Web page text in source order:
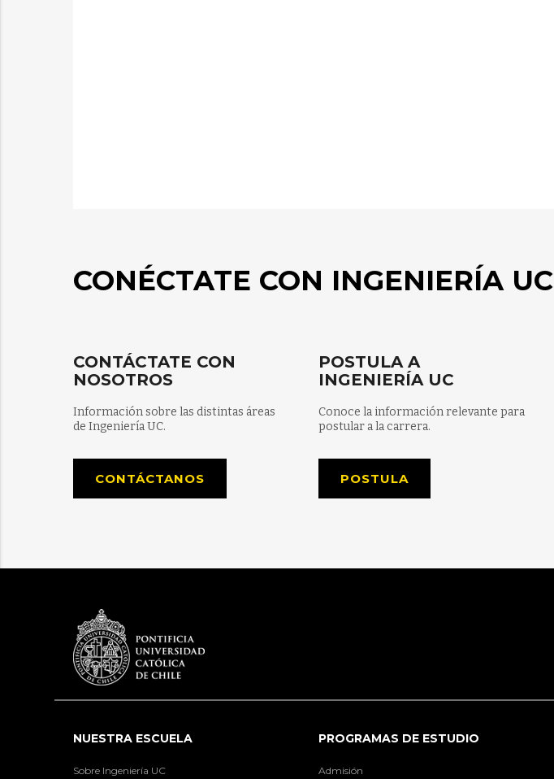
CONÉCTATE CON INGENIERÍA UC
CONTÁCTATE CON
NOSOTROS
Información sobre las distintas áreas
de Ingeniería UC.
CONTÁCTANOS
POSTULA A
INGENIERÍA UC
Conoce la información relevante para
postular a la carrera.
POSTULA
NUESTRA ESCUELA
Sobre Ingeniería UC
PROGRAMAS DE ESTUDIO
Admisión